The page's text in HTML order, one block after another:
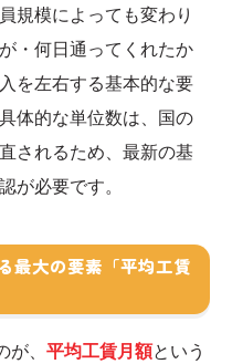
規模によっても変わり
・何日通ってくれたか
を左右する基本的な要
体的な単位数は、国の
されるため、最新の基
が必要です。
最大の要素「平均工賃
、 平均工賃月額という